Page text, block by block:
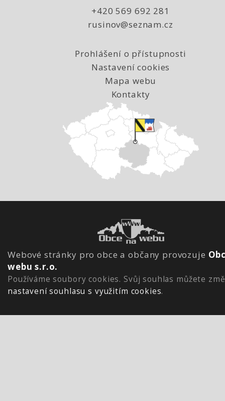
+420 569 692 281
rusinov@seznam.cz
Prohlášení o přístupnosti
Nastavení cookies
Mapa webu
Kontakty
Webové stránky pro obce a občany provozuje
webu s.r.o.
Používáme soubory cookies. Svůj souhlas můžete
nastavení souhlasu s využitím cookies.